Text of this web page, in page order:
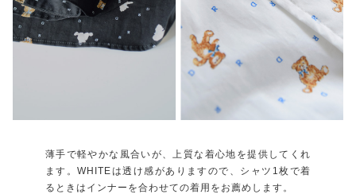
薄手で軽やかな風合いが、上質な着心地を提供してくれ
ます。WHITEは透け感がありますので、シャツ1枚で着
るときはインナーを合わせての着用をお薦めします。